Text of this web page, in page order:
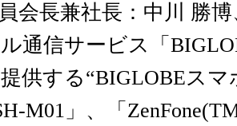
会長兼社長：中川 勝
通信サービス「
供する“BIGLOBEスマ
M01」、「